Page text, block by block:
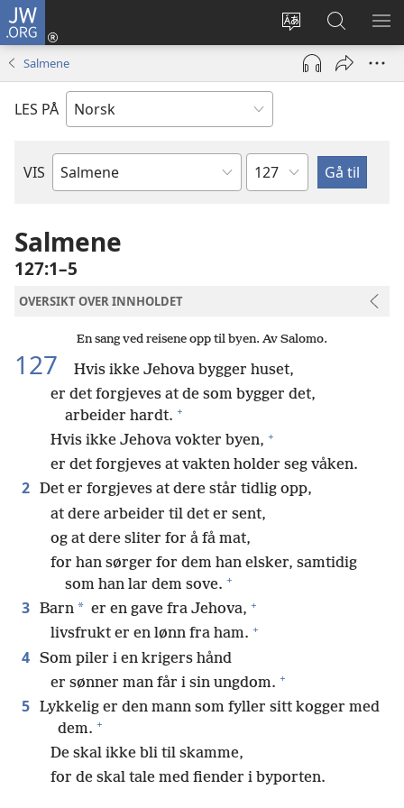
JW.ORG
Endre
språk
Logg
inn
(åpner
vindu)
Søk
på
JW.ORG
VIS
Salmene
LES PÅ
VIS
Bibelbok
Kapittel
Salmene
127:1–5
OVERSIKT OVER INNHOLDET
En sang ved reisene opp til byen. Av Salomo.
127
Hvis ikke Jehova bygger huset,
er det forgjeves at de som bygger det,
arbeider hardt. +
Hvis ikke Jehova vokter byen, +
er det forgjeves at vakten holder seg våken.
2 Det er forgjeves at dere står tidlig opp,
at dere arbeider til det er sent,
og at dere sliter for å få mat,
for han sørger for dem han elsker, samtidig
som han lar dem sove. +
3 Barn * er en gave fra Jehova, +
livsfrukt er en lønn fra ham. +
4 Som piler i en krigers hånd
er sønner man får i sin ungdom. +
5 Lykkelig er den mann som fyller sitt kogger med
dem. +
De skal ikke bli til skamme,
for de skal tale med fiender i byporten.